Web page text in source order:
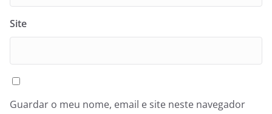
Site
Guardar o meu nome, email e site neste navegador